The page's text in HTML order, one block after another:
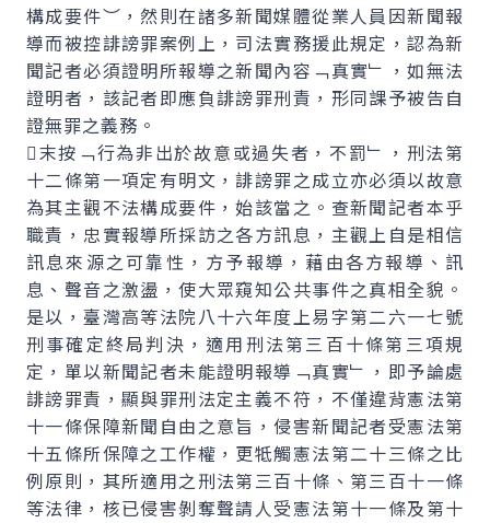
構成要件︶，然則在諸多新聞媒體從業人員因新聞報
導而被控誹謗罪案例上，司法實務援此規定，認為新
聞記者必須證明所報導之新聞內容﹁真實﹂，如無法
證明者，該記者即應負誹謗罪刑責，形同課予被告自
證無罪之義務。
末按﹁行為非出於故意或過失者，不罰﹂，刑法第
十二條第一項定有明文，誹謗罪之成立亦必須以故意
為其主觀不法構成要件，始該當之。查新聞記者本乎
職責，忠實報導所採訪之各方訊息，主觀上自是相信
訊息來源之可靠性，方予報導，藉由各方報導、訊
息、聲音之激盪，使大眾窺知公共事件之真相全貌。
是以，臺灣高等法院八十六年度上易字第二六一七號
刑事確定終局判決，適用刑法第三百十條第三項規
定，單以新聞記者未能證明報導﹁真實﹂，即予論處
誹謗罪責，顯與罪刑法定主義不符，不僅違背憲法第
十一條保障新聞自由之意旨，侵害新聞記者受憲法第
十五條所保障之工作權，更牴觸憲法第二十三條之比
例原則，其所適用之刑法第三百十條、第三百十一條
等法律，核已侵害剝奪聲請人受憲法第十一條及第十